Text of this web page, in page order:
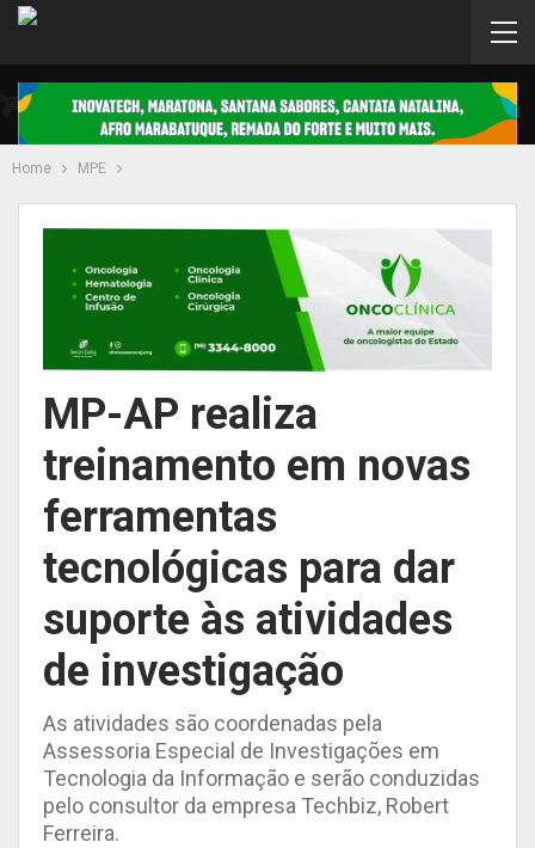
Home MPE
MP-AP realiza
treinamento em novas
ferramentas
tecnológicas para dar
suporte às atividades
de investigação
As atividades são coordenadas pela
Assessoria Especial de Investigações em
Tecnologia da Informação e serão conduzidas
pelo consultor da empresa Techbiz, Robert
Ferreira.